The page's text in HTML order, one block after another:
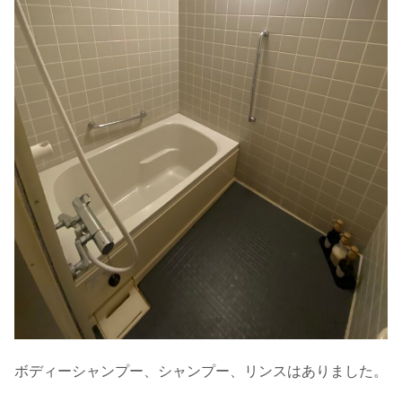
ボディーシャンプー、シャンプー、リンスはありました。